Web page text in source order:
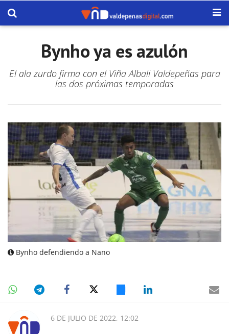
Bynho ya es azulón
El ala zurdo firma con el Viña Albali Valdepeñas para
las dos próximas temporadas
Bynho defendiendo a Nano
6 DE JULIO DE 2022, 12:02